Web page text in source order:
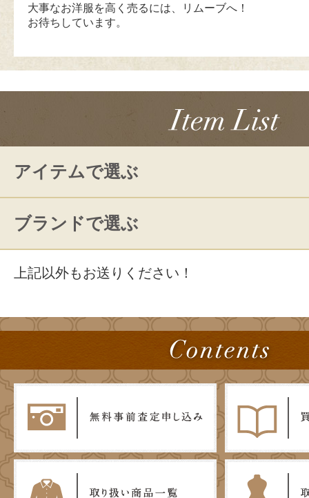
大事なお洋服を高く売るには、リムーブへ！
お待ちしています。
アイテムで選ぶ
ブランドで選ぶ
上記以外もお送りください！